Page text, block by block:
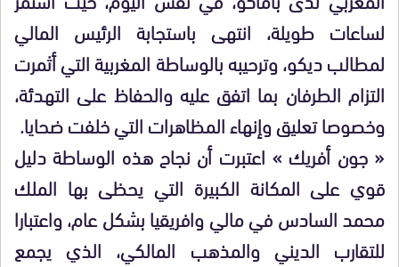
لساعات طويلة، انتهى باستجابة الرئيس المالي
لمطالب ديكو، وترحيبه بالوساطة المغربية التي أثمرت
التزام الطرفان بما اتفق عليه والحفاظ على التهدئة،
وخصوصا تعليق وإنهاء المظاهرات التي خلفت ضحايا.
« جون أفريك » اعتبرت أن نجاح هذه الوساطة دليل
قوي على المكانة الكبيرة التي يحظى بها الملك
محمد السادس في مالي وافريقيا بشكل عام، واعتبارا
للتقارب الديني والمذهب المالكي، الذي يجمع